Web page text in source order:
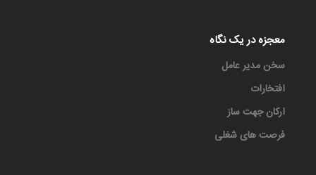
معجزه در یک نگاه
سخن مدیر عامل
افتخارات
ارکان جهت ساز
فرصت های شغلی